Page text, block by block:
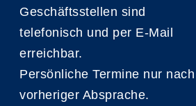
Geschäftsstellen sind
telefonisch und per E-Mail
erreichbar.
Persönliche Termine nur nach
vorheriger Absprache.